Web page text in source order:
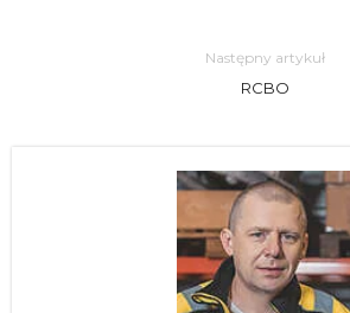
Następny artykuł
RCBO